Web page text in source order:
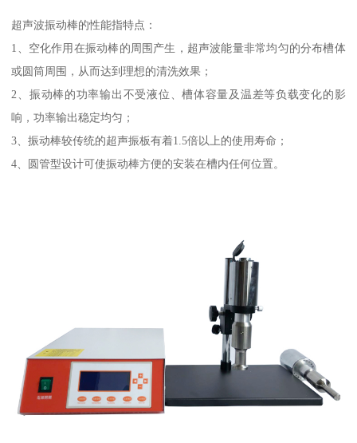
超声波振动棒的性能指特点：
1、空化作用在振动棒的周围产生，超声波能量非常均匀的分布槽体
或圆筒周围，从而达到理想的清洗效果；
2、振动棒的功率输出不受液位、槽体容量及温差等负载变化的影
响，功率输出稳定均匀；
3、振动棒较传统的超声振板有着1.5倍以上的使用寿命；
4、圆管型设计可使振动棒方便的安装在槽内任何位置。